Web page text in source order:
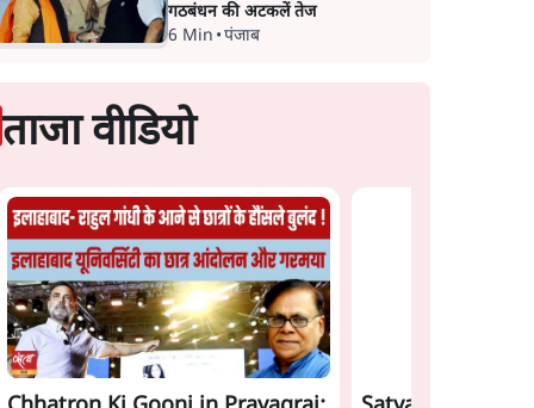
गठबंधन की अटकलें तेज
6 Min •पंजाब
ताजा वीडियो